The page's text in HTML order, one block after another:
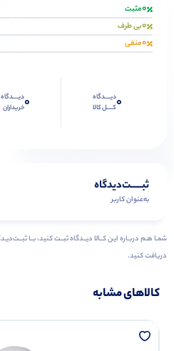
0مثبت
0بی طرف
0منفی
0دیــــدگاه
کــــل کالا
0دیــــدگاه
خریداران
ثبـــــت‌دیدگاه
به‌عنوان کاربر
دریافت کنید.
کالاهای مشابه